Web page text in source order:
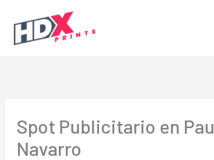
contenido
Spot Publicitario en
Navarro